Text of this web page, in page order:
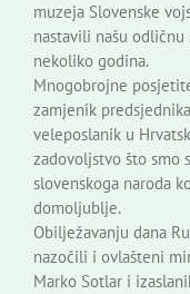
Korisne informacije
muzeja Slovenske
nastavili našu
nekoliko godina.
Mnogobrojne
zamjenik
veleposlanik u
zadovoljstvo što smo
slovenskoga naroda
domoljublje.
Obilježavanju dana
nazočili i ovlašteni
Marko Sotlar i